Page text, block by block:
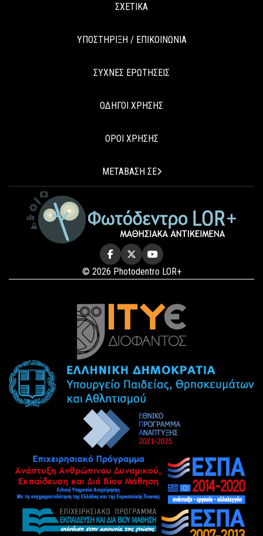
ΣΧΕΤΙΚΑ
ΥΠΟΣΤΗΡΙΞΗ / ΕΠΙΚΟΙΝΩΝΙΑ
ΣΥΧΝΕΣ ΕΡΩΤΗΣΕΙΣ
ΟΔΗΓΟΙ ΧΡΗΣΗΣ
ΟΡΟΙ ΧΡΗΣΗΣ
ΜΕΤΑΒΑΣΗ ΣΕ
© 2026 Photodentro LOR+